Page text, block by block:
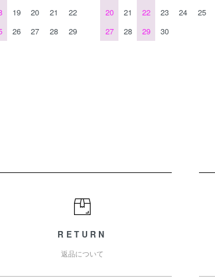
19 20 21
22
26 27 28
29
20
21 22 23 24 25
27
28 29 30
RETURN
返品について